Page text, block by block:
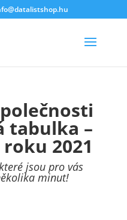
tabulka –
2021
jsou pro vás
minut!